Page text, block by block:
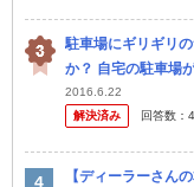
駐車場にギリギリ
か？ 自宅の駐車場
のクルマが
レ...
2016.6.22
解決済み
回答数： 4
【ディーラーさん